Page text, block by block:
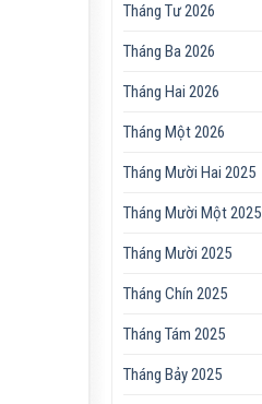
Tháng Tư 2026
Tháng Ba 2026
Tháng Hai 2026
Tháng Một 2026
Tháng Mười Hai 2025
Tháng Mười Một 2025
Tháng Mười 2025
Tháng Chín 2025
Tháng Tám 2025
Tháng Bảy 2025